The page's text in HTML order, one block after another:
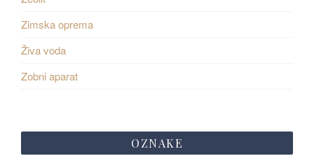
Zimska oprema
Živa voda
Zobni aparat
OZNAKE